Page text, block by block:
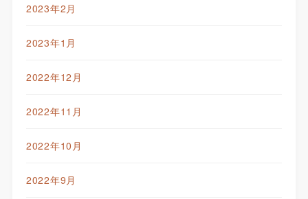
2023年2月
2023年1月
2022年12月
2022年11月
2022年10月
2022年9月